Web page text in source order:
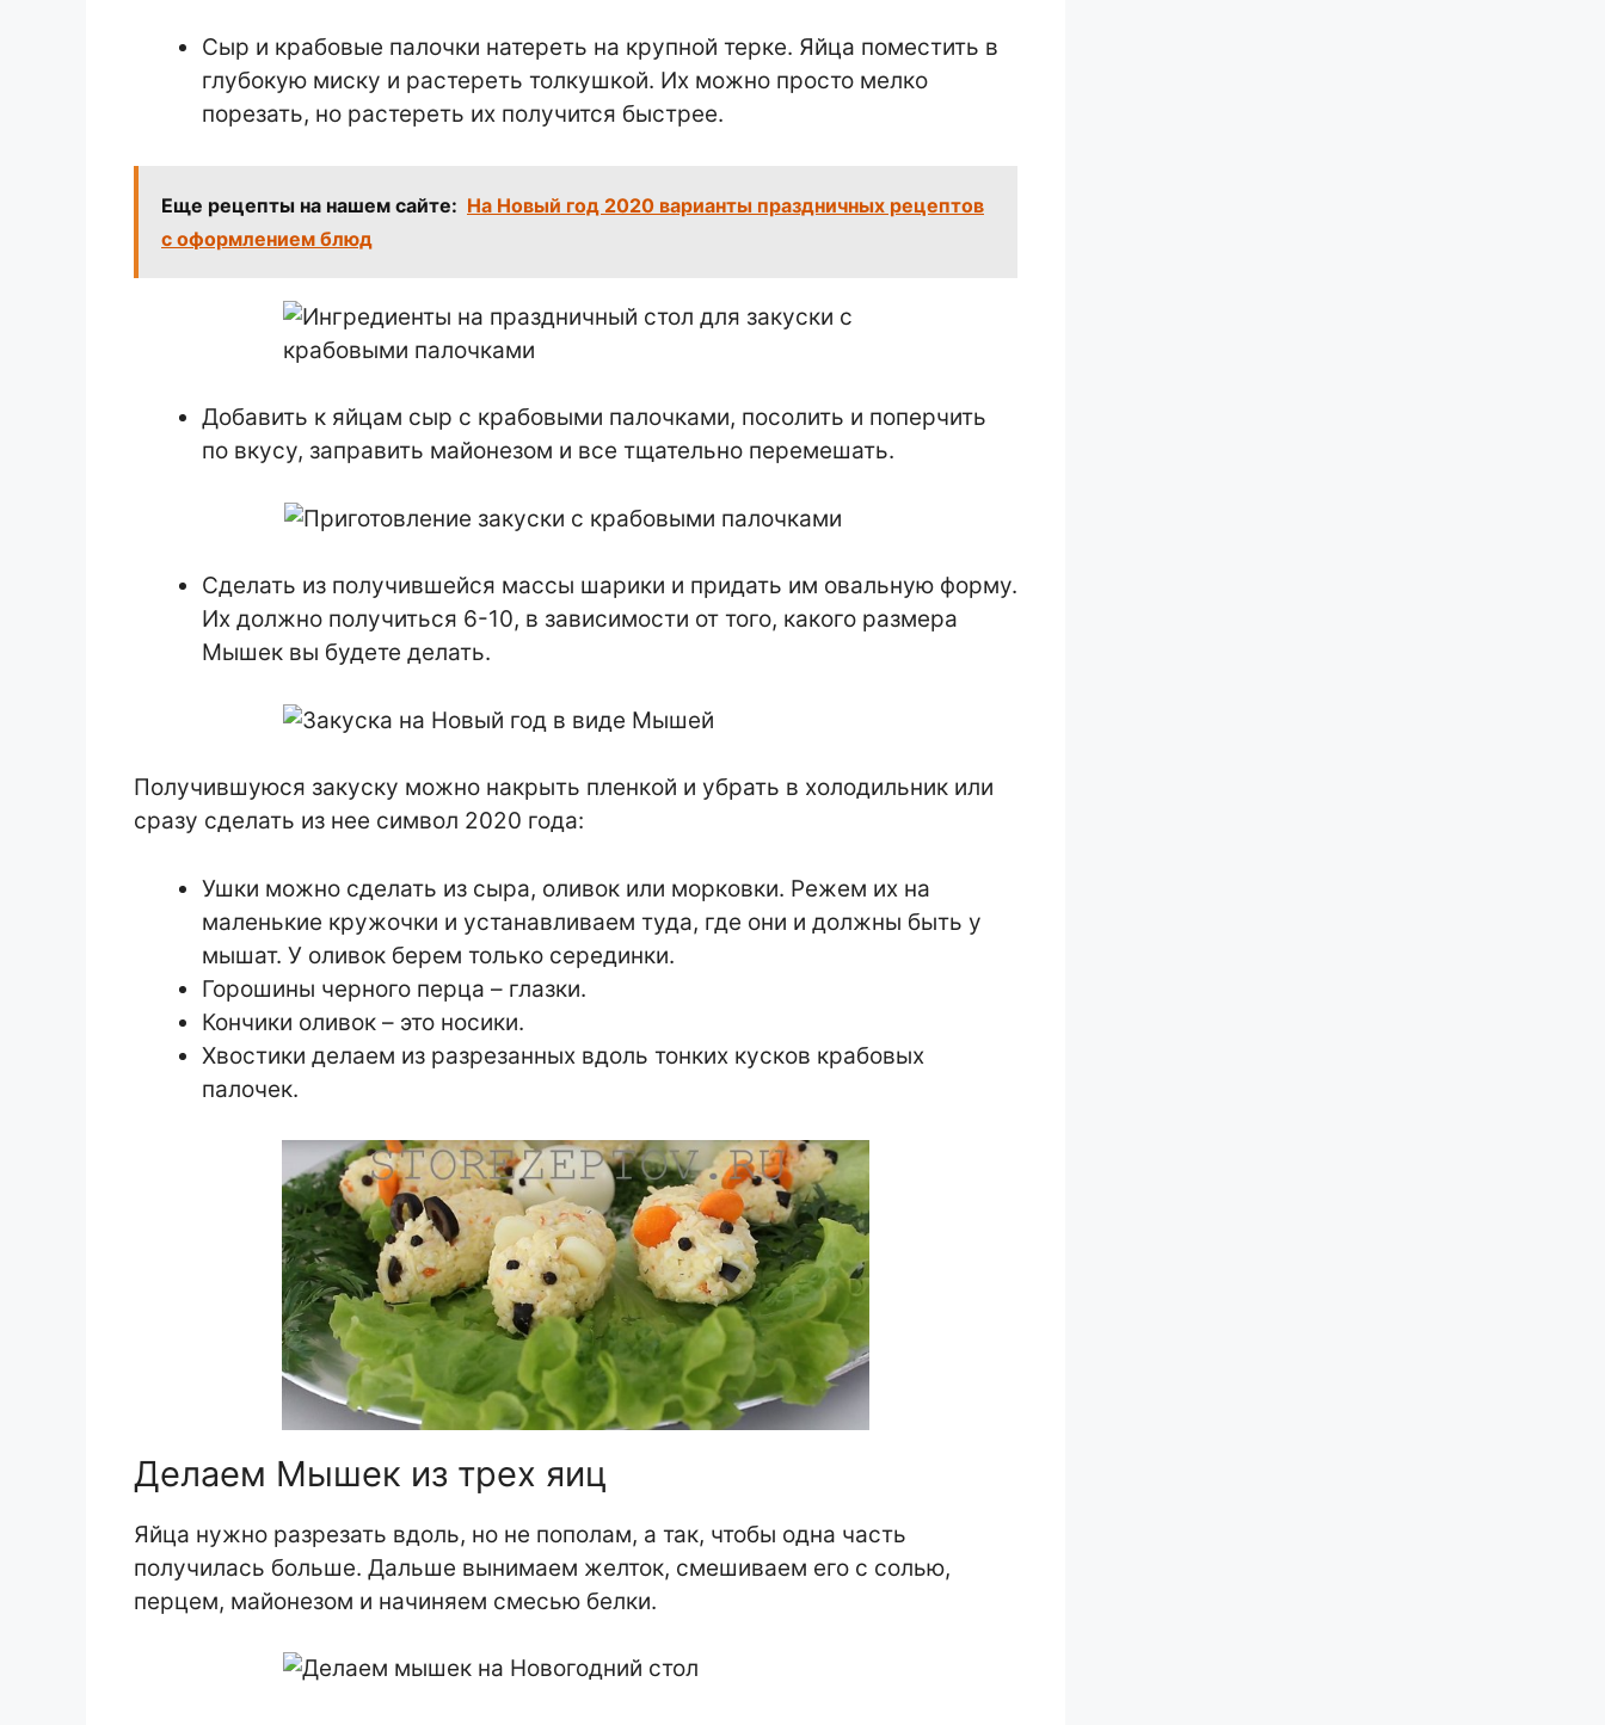
Сыр и крабовые палочки натереть на крупной терке. Яйца поместить в
глубокую миску и растереть толкушкой. Их можно просто мелко
порезать, но растереть их получится быстрее.
Еще рецепты на нашем сайте: На Новый год 2020 варианты праздничных рецептов
с оформлением блюд
Добавить к яйцам сыр с крабовыми палочками, посолить и поперчить
по вкусу, заправить майонезом и все тщательно перемешать.
Сделать из получившейся массы шарики и придать им овальную форму.
Их должно получиться 6-10, в зависимости от того, какого размера
Мышек вы будете делать.
Получившуюся закуску можно накрыть пленкой и убрать в холодильник или
сразу сделать из нее символ 2020 года:
Ушки можно сделать из сыра, оливок или морковки. Режем их на
маленькие кружочки и устанавливаем туда, где они и должны быть у
мышат. У оливок берем только серединки.
Горошины черного перца – глазки.
Кончики оливок – это носики.
Хвостики делаем из разрезанных вдоль тонких кусков крабовых
палочек.
Делаем Мышек из трех яиц
Яйца нужно разрезать вдоль, но не пополам, а так, чтобы одна часть
получилась больше. Дальше вынимаем желток, смешиваем его с солью,
перцем, майонезом и начиняем смесью белки.